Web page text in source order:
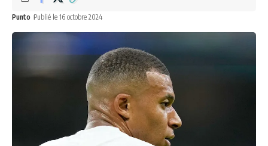
Punto Publié le 16 octobre 2024